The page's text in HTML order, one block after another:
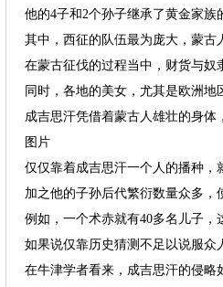
他的4子和2个孙子继承了黄金家
其中，西征的队伍最为庞大，蒙
在蒙古征伐的过程当中，财货与
同时，各地的美女，尤其是欧洲
成吉思汗凭借着蒙古人雄壮的身
图片
仅仅靠着成吉思汗一个人的播种
加之他的子孙后代繁衍数量众多
例如，一个术赤就有40多名儿子
如果说仅靠历史猜测不足以说服
在牛津学者看来，成吉思汗的侵